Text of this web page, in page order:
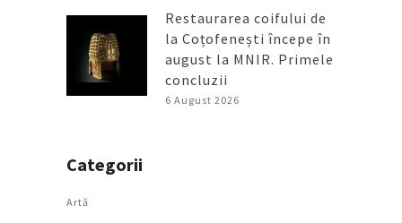
Restaurarea coifului de
la Coțofenești începe în
august la MNIR. Primele
concluzii
6 August 2026
Categorii
Artǎ